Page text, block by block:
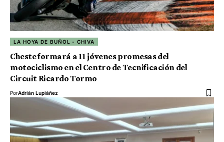
LA HOYA DE BUÑOL - CHIVA
Cheste formará a 11 jóvenes promesas del
motociclismo en el Centro de Tecnificación del
Circuit Ricardo Tormo
PorAdrián Lupiáñez